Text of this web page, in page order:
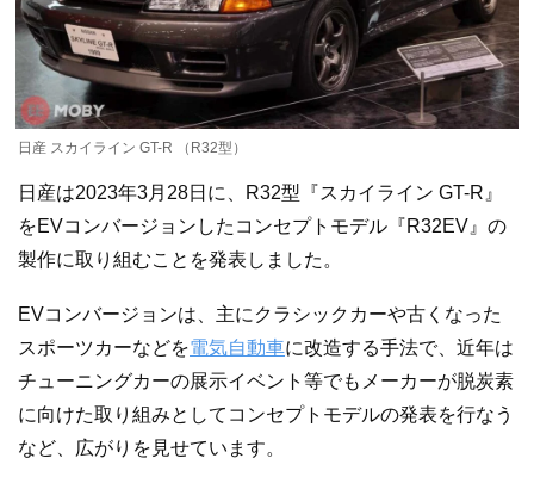
日産 スカイライン GT-R （R32型）
日産は2023年3月28日に、R32型『スカイライン GT-R』
をEVコンバージョンしたコンセプトモデル『R32EV』の
製作に取り組むことを発表しました。
EVコンバージョンは、主にクラシックカーや古くなった
スポーツカーなどを電気自動車に改造する手法で、近年は
チューニングカーの展示イベント等でもメーカーが脱炭素
に向けた取り組みとしてコンセプトモデルの発表を行なう
など、広がりを見せています。